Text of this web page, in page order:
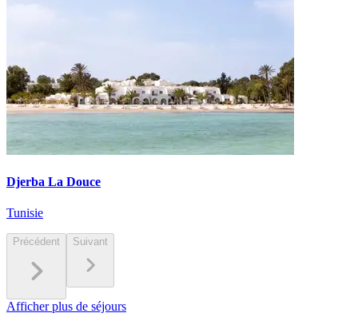
Djerba La Douce
Tunisie
Précédent Suivant
Afficher plus de séjours